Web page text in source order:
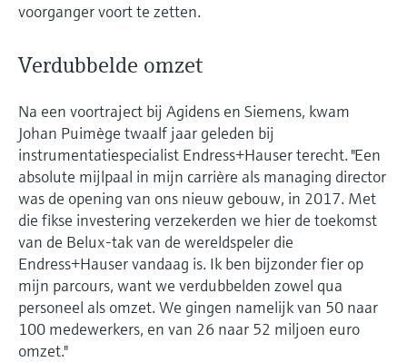
Device Viewer
documentation
Find spare parts by product root, order code,
or serial number
Level measurement with pressure
Alles winkelen
Alles winkelen
besluitvormingsniveau
voorganger voort te zetten.
Verdubbelde omzet
Na een voortraject bij Agidens en Siemens, kwam
Johan Puimège twaalf jaar geleden bij
instrumentatiespecialist Endress+Hauser terecht. "Een
absolute mijlpaal in mijn carrière als managing director
was de opening van ons nieuw gebouw, in 2017. Met
die fikse investering verzekerden we hier de toekomst
van de Belux-tak van de wereldspeler die
Endress+Hauser vandaag is. Ik ben bijzonder fier op
mijn parcours, want we verdubbelden zowel qua
personeel als omzet. We gingen namelijk van 50 naar
100 medewerkers, en van 26 naar 52 miljoen euro
omzet."